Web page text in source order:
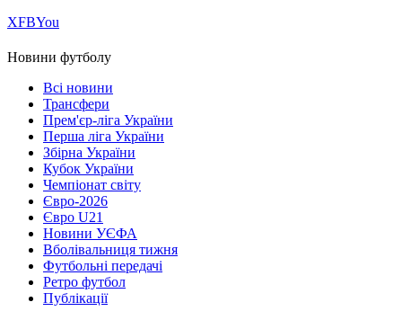
ХFBYou
Новини футболу
Всі новини
Трансфери
Прем'єр-ліга України
Перша ліга України
Збірна України
Кубок України
Чемпіонат світу
Євро-2026
Євро U21
Новини УЄФА
Вболівальниця тижня
Футбольні передачі
Ретро футбол
Публікації